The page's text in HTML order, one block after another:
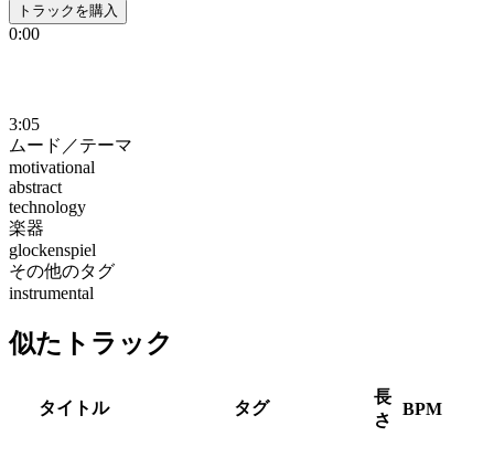
トラックを購入
0:00
3:05
ムード／テーマ
motivational
abstract
technology
楽器
glockenspiel
その他のタグ
instrumental
似たトラック
タイトル タグ
長
さ
BPM